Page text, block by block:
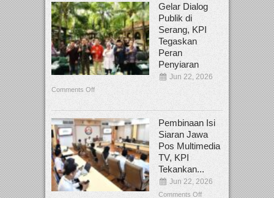
Gelar Dialog
Publik di
Serang, KPI
Tegaskan
Peran
Penyiaran
Jun 22, 2026
Comments Off
Pembinaan Isi
Siaran Jawa
Pos Multimedia
TV, KPI
Tekankan...
Jun 22, 2026
Comments Off